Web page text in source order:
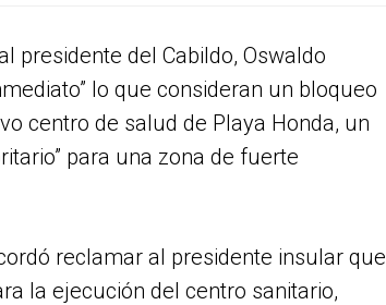
presidente del Cabildo, Oswaldo
lo que consideran un bloqueo
centro de salud de Playa Honda, un
para una zona de fuerte
reclamar al presidente insular que
la ejecución del centro sanitario,